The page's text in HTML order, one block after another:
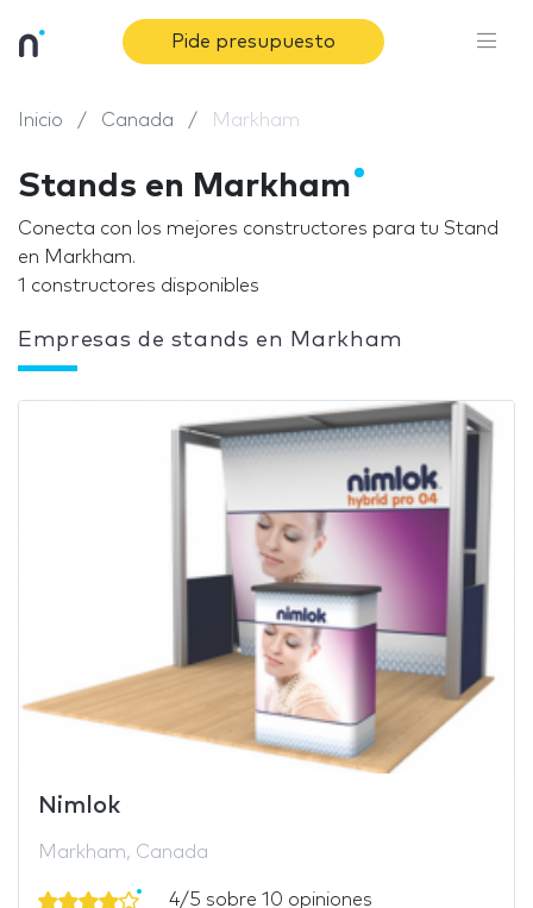
Pide presupuesto
Inicio Canada Markham
Stands en Markham
Conecta con los mejores constructores para tu Stand
en Markham.
1 constructores disponibles
Empresas de stands en Markham
Nimlok
Markham, Canada
4/5 sobre 10 opiniones